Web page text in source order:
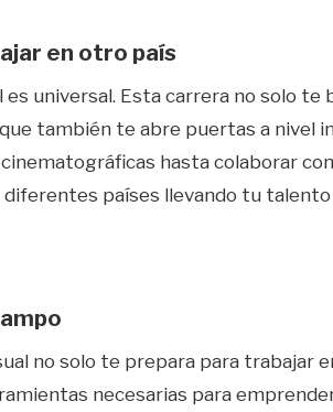
en otro país
es universal. Esta carrera no solo
también te abre puertas a nivel
hasta colaborar
países llevando tu talento
no solo te prepara para trabajar
necesarias para